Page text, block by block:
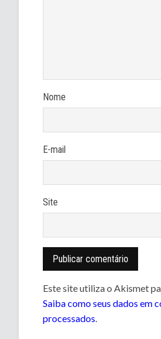
Nome
E-mail
Site
Este site utiliza o Akismet
Saiba como seus dados em
processados